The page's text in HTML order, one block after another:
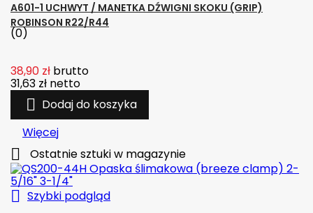
A601-1 UCHWYT / MANETKA DŹWIGNI SKOKU (GRIP)
ROBINSON R22/R44
(0)
38,90 zł brutto
31,63 zł netto
 Dodaj do koszyka
Więcej
 Ostatnie sztuki w magazynie
 Szybki podgląd